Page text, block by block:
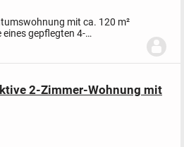
mit ca. 120 m²
gepflegten 4-
überzeugt...
2-Zimmer-Wohnung mit